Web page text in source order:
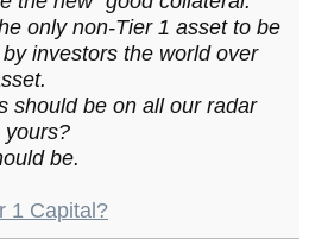
only non-Tier 1 asset to be
investors the world over
should be on all our radar
yours?
be.
1 Capital?